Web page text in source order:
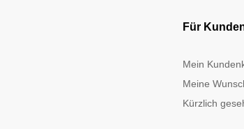
Für
Mein
Meine
Kürzlich